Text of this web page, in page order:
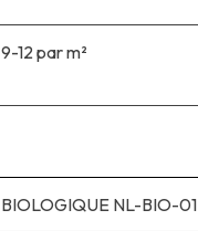
9-12 par m²
BIOLOGIQUE NL-BIO-01